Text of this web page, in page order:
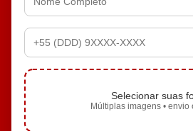
Selecionar suas
Múltiplas imagens • envio